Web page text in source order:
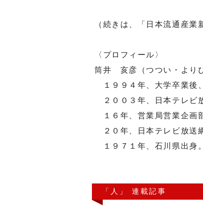
（続きは、「日本流通産業
〈プロフィール〉
筒井 亥彦（つつい・より
１９９４年、大学卒業後
２００３年、日本テレビ
１６年、営業局営業企画
２０年、日本テレビ放送
１９７１年、石川県出身
「人」 連載記事